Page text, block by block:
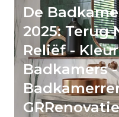
De
2025: Terug
Reliëf -
Badkamers -